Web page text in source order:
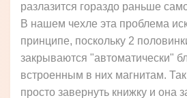
разлазится гораздо раньше
В нашем чехле эта проблема
принципе, поскольку 2
закрываются "автоматически"
встроенным в них магнитам.
просто завернуть книжку и она